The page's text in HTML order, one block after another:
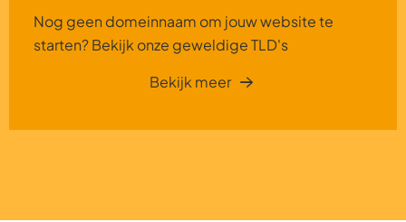
Nog geen domeinnaam om jouw website te
starten? Bekijk onze geweldige TLD's
Bekijk meer